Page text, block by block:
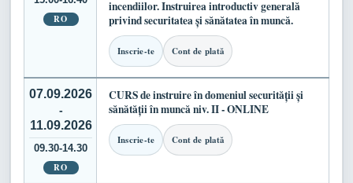
RO
incendiilor. Instruirea introductiv generală
privind securitatea și sănătatea în muncă.
Inscrie-te Cont de plată
07.09.2026
-
11.09.2026
09.30-14.30
RO
CURS de instruire în domeniul securității și
sănătății în muncă niv. II - ONLINE
Inscrie-te Cont de plată